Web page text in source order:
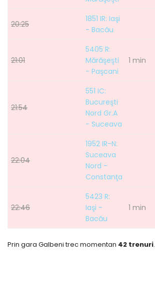
20:25
1851 IR: Iaşi
- Bacău
21:01
5405 R:
Mărăşeşti
- Paşcani
1 min
21:54
551 IC:
Bucureşti
Nord Gr.A
- Suceava
22:04
1952 IR-N:
Suceava
Nord -
Constanţa
22:46
5423 R:
Iaşi -
Bacău
1 min
Prin gara Galbeni trec momentan 42 trenuri.